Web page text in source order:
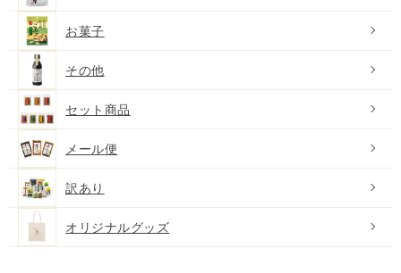
お菓子
その他
セット商品
メール便
訳あり
オリジナルグッズ